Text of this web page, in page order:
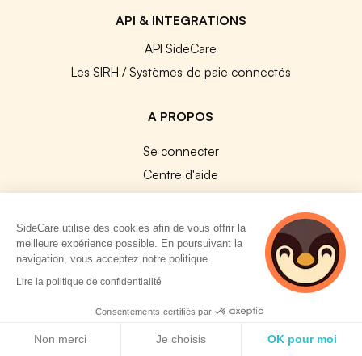
API & INTEGRATIONS
API SideCare
Les SIRH / Systèmes de paie connectés
A PROPOS
Se connecter
Centre d'aide
Nous contacter
Notre équipe
Témoignages
Travailler chez SideCare
CGU & RGPD
Cookies
SideCare utilise des cookies afin de vous offrir la
meilleure expérience possible. En poursuivant la
navigation, vous acceptez notre politique.
Lire la politique de confidentialité
Consentements certifiés par
Non merci Je choisis OK pour moi
2 personnes
consultent
actuellement cette